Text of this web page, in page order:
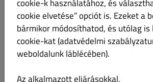
Sauerrahm-Dill Soße
Termékismertető
cookie-k használatához, és
cookie elvetése” opciót is. Ezeket a
bármikor módosíthatod, és utólag
cookie-kat (adatvédelmi
weboldalunk láblécében).
Az alkalmazott eljárásokkal,